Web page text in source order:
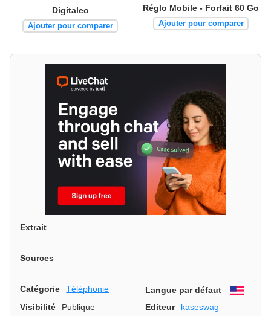
Digitaleo
Ajouter pour comparer
Réglo Mobile - Forfait 60 Go
Ajouter pour comparer
Extrait
Sources
Catégorie Téléphonie Langue par défaut
Visibilité
Publique Editeur
kaseswag